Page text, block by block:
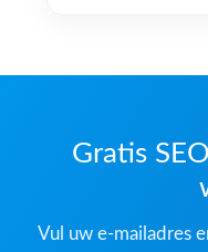
Gratis
Vul uw e-mailadres